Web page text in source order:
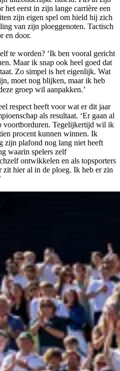
het eerst in zijn lange carrière een
zijn eigen spel om hield hij zich
van zijn ploeggenoten. Tactisch
en door.
te worden? ‘Ik ben vooral gericht
Maar ik snap ook heel goed dat
Zo simpel is het eigenlijk. Wat
moet nog blijken, maar ik heb
groep wil aanpakken.’
respect heeft voor wat er dit jaar
als resultaat. ‘Er gaan al
voortborduren. Tegelijkertijd wil ik
procent kunnen winnen. Ik
zijn plafond nog lang niet heeft
waarin spelers zelf
ontwikkelen en als topsporters
hier al in de ploeg. Ik heb er zin